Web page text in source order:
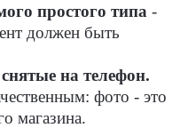
простого типа -
должен быть
на телефон.
фото - это
магазина.